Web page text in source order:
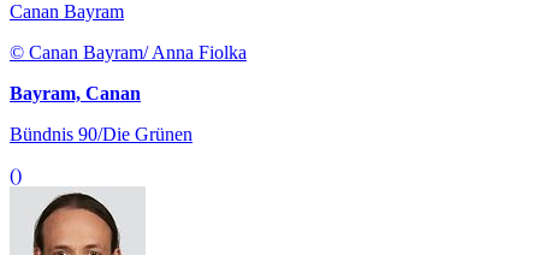
Canan Bayram
© Canan Bayram/ Anna Fiolka
Bayram, Canan
Bündnis 90/Die Grünen
()